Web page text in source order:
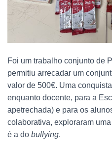
Foi um trabalho conjunto de
permitiu arrecadar um
valor de 500€. Uma
enquanto docente, para a
apetrechada) e para os
colaborativa, exploraram
é a do bullying.